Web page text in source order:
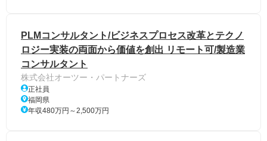
PLMコンサルタント/ビジネスプロセス改革とテクノ
ロジー実装の両面から価値を創出 リモート可/製造業
コンサルタント
株式会社オーツー・パートナーズ
正社員
福岡県
年収480万円～2,500万円